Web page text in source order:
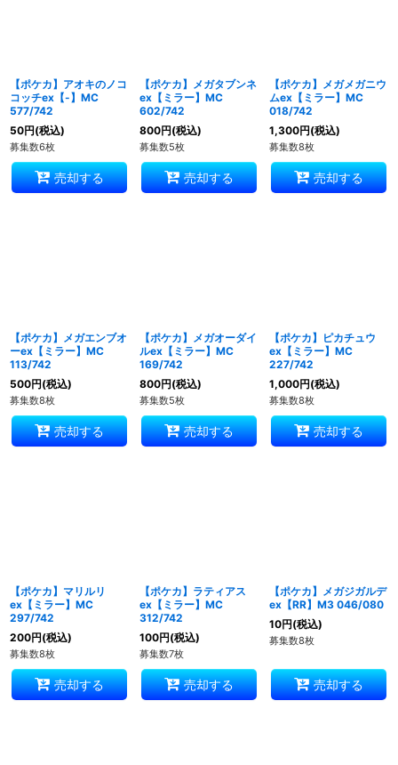
【ポケカ】アオキのノコ
コッチex【-】MC
577/742
50円(税込)
募集数6枚
売却する
【ポケカ】メガタブンネ
ex【ミラー】MC
602/742
800円(税込)
募集数5枚
売却する
【ポケカ】メガメガニウ
ムex【ミラー】MC
018/742
1,300円(税込)
募集数8枚
売却する
【ポケカ】メガエンブオ
ーex【ミラー】MC
113/742
500円(税込)
募集数8枚
売却する
【ポケカ】メガオーダイ
ルex【ミラー】MC
169/742
800円(税込)
募集数5枚
売却する
【ポケカ】ピカチュウ
ex【ミラー】MC
227/742
1,000円(税込)
募集数8枚
売却する
【ポケカ】マリルリ
ex【ミラー】MC
297/742
200円(税込)
募集数8枚
売却する
【ポケカ】ラティアス
ex【ミラー】MC
312/742
100円(税込)
募集数7枚
売却する
【ポケカ】メガジガルデ
ex【RR】M3 046/080
10円(税込)
募集数8枚
売却する